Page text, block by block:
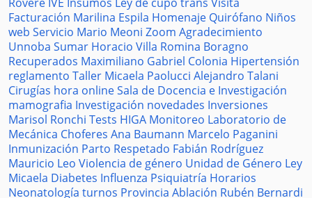
Facturación Marilina Espila Homenaje Quirófano Niños
web Servicio Mario Meoni Zoom Agradecimiento
Unnoba Sumar Horacio Villa Romina Boragno
Recuperados Maximiliano Gabriel Colonia Hipertensión
reglamento Taller Micaela Paolucci Alejandro Talani
Cirugías hora onlineSala de Docencia e Investigación
mamografia Investigación novedades Inversiones
Marisol Ronchi Tests HIGA Monitoreo Laboratorio de
Mecánica Choferes Ana Baumann Marcelo Paganini
Inmunización Parto Respetado Fabián Rodríguez
Mauricio Leo Violencia de género Unidad de Género Ley
Micaela Diabetes Influenza Psiquiatría Horarios
Neonatología turnos Provincia Ablación Rubén Bernardi